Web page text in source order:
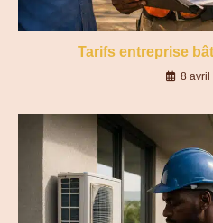
Tarifs entreprise
8 avril